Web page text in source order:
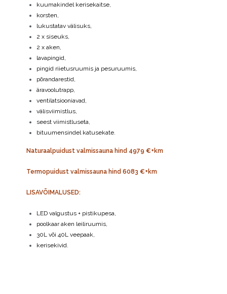
kuumakindel kerisekaitse,
korsten,
lukustatav välisuks,
2 x siseuks,
2 x aken,
lavapingid,
pingid riietusruumis ja pesuruumis,
põrandarestid,
äravoolutrapp,
ventilatsiooniavad,
välisviimistlus,
seest viimistluseta,
bituumensindel katusekate.
Naturaalpuidust valmissauna hind 4979 €+km
Termopuidust valmissauna hind 6083 €+km
LISAVÕIMALUSED:
LED valgustus + pistikupesa,
poolkaar aken leiliruumis,
30L või 40L veepaak,
kerisekivid.